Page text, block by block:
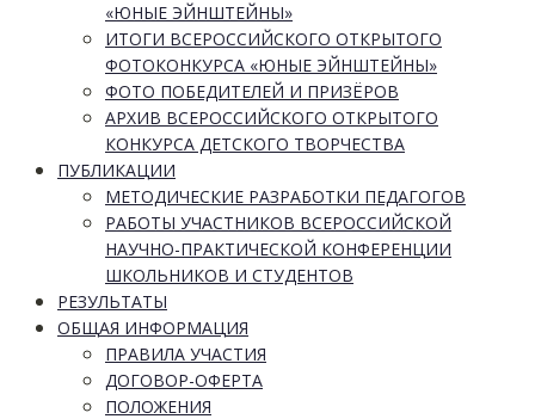
«ЮНЫЕ ЭЙНШТЕЙНЫ»
ИТОГИ ВСЕРОССИЙСКОГО ОТКРЫТОГО
ФОТОКОНКУРСА «ЮНЫЕ ЭЙНШТЕЙНЫ»
ФОТО ПОБЕДИТЕЛЕЙ И ПРИЗЁРОВ
АРХИВ ВСЕРОССИЙСКОГО ОТКРЫТОГО
КОНКУРСА ДЕТСКОГО ТВОРЧЕСТВА
ПУБЛИКАЦИИ
МЕТОДИЧЕСКИЕ РАЗРАБОТКИ ПЕДАГОГОВ
РАБОТЫ УЧАСТНИКОВ ВСЕРОССИЙСКОЙ
НАУЧНО-ПРАКТИЧЕСКОЙ КОНФЕРЕНЦИИ
ШКОЛЬНИКОВ И СТУДЕНТОВ
РЕЗУЛЬТАТЫ
ОБЩАЯ ИНФОРМАЦИЯ
ПРАВИЛА УЧАСТИЯ
ДОГОВОР-ОФЕРТА
ПОЛОЖЕНИЯ